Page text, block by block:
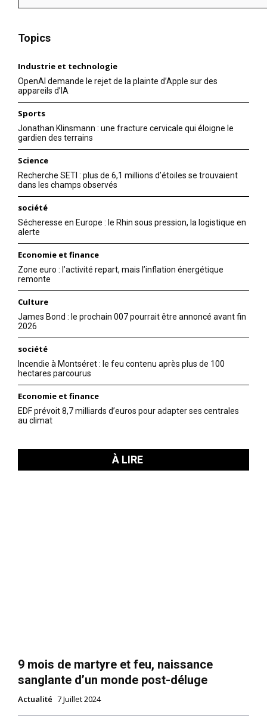
Topics
Industrie et technologie
OpenAI demande le rejet de la plainte d’Apple sur des
appareils d’IA
Sports
Jonathan Klinsmann : une fracture cervicale qui éloigne le
gardien des terrains
Science
Recherche SETI : plus de 6,1 millions d’étoiles se trouvaient
dans les champs observés
société
Sécheresse en Europe : le Rhin sous pression, la logistique en
alerte
Economie et finance
Zone euro : l’activité repart, mais l’inflation énergétique
remonte
Culture
James Bond : le prochain 007 pourrait être annoncé avant fin
2026
société
Incendie à Montséret : le feu contenu après plus de 100
hectares parcourus
Economie et finance
EDF prévoit 8,7 milliards d’euros pour adapter ses centrales
au climat
À LIRE
9 mois de martyre et feu, naissance
sanglante d’un monde post-déluge
Actualité 7 Juillet 2024